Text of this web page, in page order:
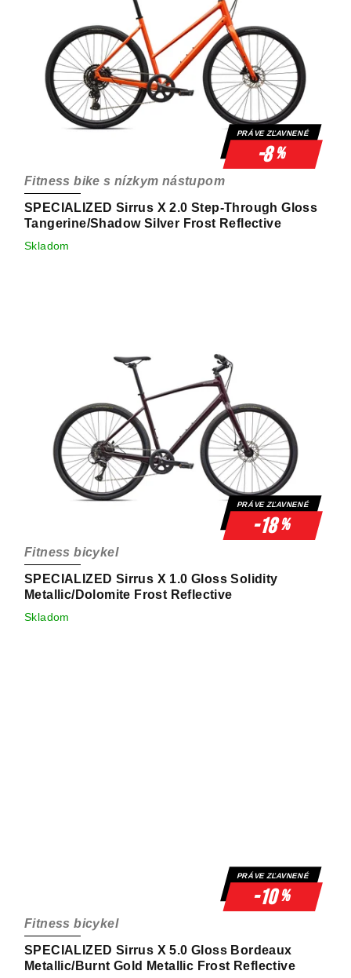
PRÁVE ZĽAVNENÉ
-8%
SPECIALIZED Sirrus X 2.0 Step-Through Gloss
Tangerine/Shadow Silver Frost Reflective
Fitness bike s nízkym nástupom
Skladom
PRÁVE ZĽAVNENÉ
-18%
SPECIALIZED Sirrus X 1.0 Gloss Solidity
Metallic/Dolomite Frost Reflective
Fitness bicykel
Skladom
PRÁVE ZĽAVNENÉ
-10%
SPECIALIZED Sirrus X 5.0 Gloss Bordeaux
Metallic/Burnt Gold Metallic Frost Reflective
Fitness bicykel